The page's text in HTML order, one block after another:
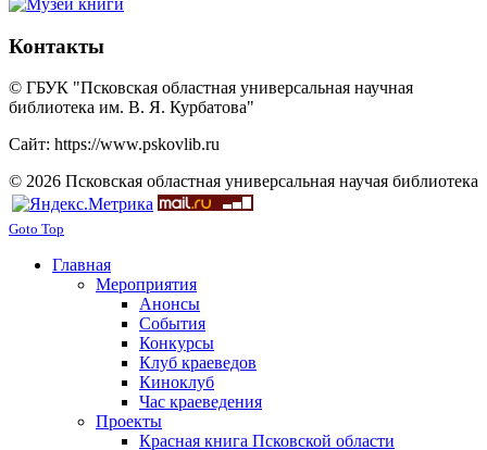
Контакты
© ГБУК "Псковская областная универсальная научная
библиотека им. В. Я. Курбатова"
Сайт: https://www.pskovlib.ru
© 2026 Псковская областная универсальная научая библиотека
Goto Top
Главная
Мероприятия
Анонсы
События
Конкурсы
Клуб краеведов
Киноклуб
Час краеведения
Проекты
Красная книга Псковской области